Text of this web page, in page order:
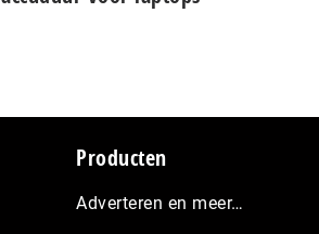
Producten
Adverteren en meer…